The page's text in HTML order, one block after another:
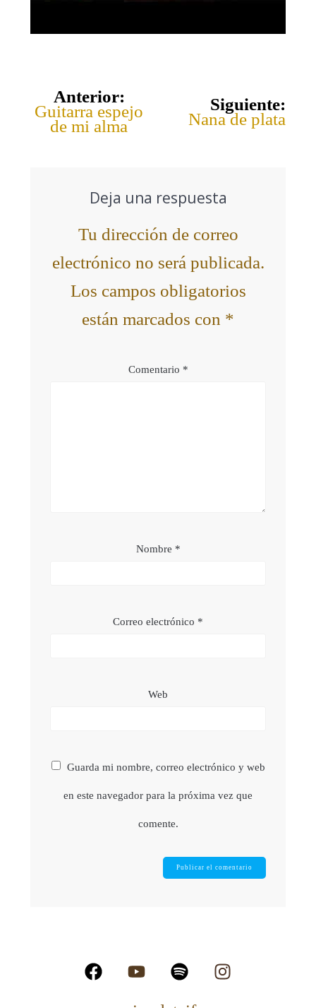
Anterior:
Guitarra espejo
de mi alma
Siguiente:
Nana de plata
Deja una respuesta
Tu dirección de correo
electrónico no será publicada.
Los campos obligatorios
están marcados con *
Comentario *
Nombre *
Correo electrónico *
Web
Guarda mi nombre, correo electrónico y web
en este navegador para la próxima vez que
comente.